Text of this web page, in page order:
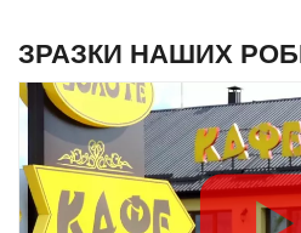
ЗРАЗКИ НАШИХ